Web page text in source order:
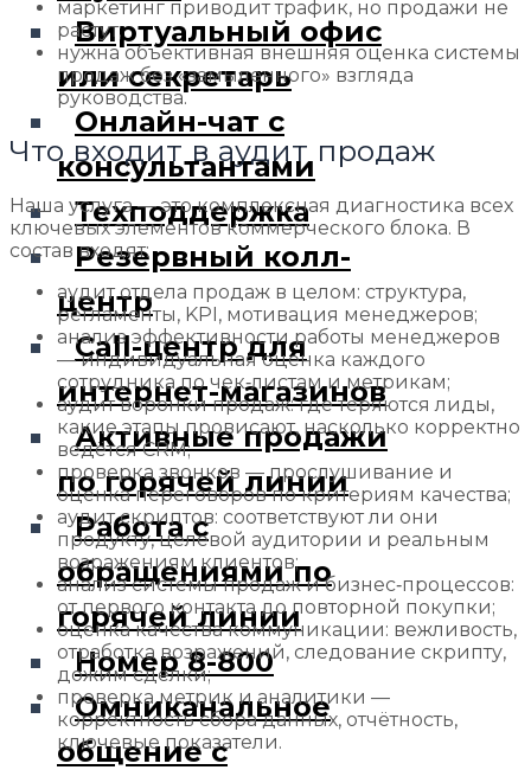
Виртуальный офис
или секретарь
Онлайн-чат с
консультантами
Техподдержка
Резервный колл-
центр
Call-центр для
интернет-магазинов
Активные продажи
по горячей линии
Работа с
обращениями по
горячей линии
Номер 8-800
Омниканальное
общение с
маркетинг приводит трафик, но продажи не
растут;
нужна объективная внешняя оценка системы
продаж без «замыленного» взгляда
руководства.
Что входит в аудит продаж
Наша услуга — это комплексная диагностика всех
ключевых элементов коммерческого блока. В
состав входят:
аудит отдела продаж в целом: структура,
регламенты, KPI, мотивация менеджеров;
анализ эффективности работы менеджеров
— индивидуальная оценка каждого
сотрудника по чек‑листам и метрикам;
аудит воронки продаж: где теряются лиды,
какие этапы провисают, насколько корректно
ведётся CRM;
проверка звонков — прослушивание и
оценка переговоров по критериям качества;
аудит скриптов: соответствуют ли они
продукту, целевой аудитории и реальным
возражениям клиентов;
анализ системы продаж и бизнес‑процессов:
от первого контакта до повторной покупки;
оценка качества коммуникации: вежливость,
отработка возражений, следование скрипту,
дожим сделки;
проверка метрик и аналитики —
корректность сбора данных, отчётность,
ключевые показатели.